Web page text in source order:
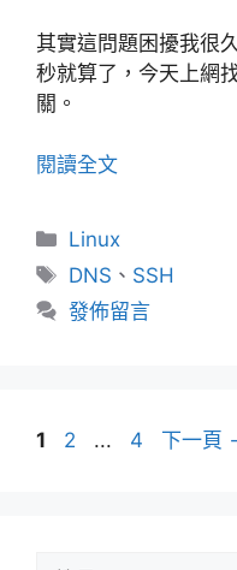
其實這問題困擾我很
秒就算了，今天上網
關。
閱讀全文
分
類
Linux
標
籤
DNS 、 SSH
發佈留言
頁
1
頁
2 ...
頁
4 下一頁